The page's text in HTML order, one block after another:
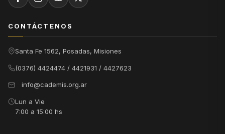
CONTÁCTENOS
Santa Fe 1562, Posadas, Misiones
(0376) 4424474 / 4421931 / 4427623
info@cademis.org.ar
Lun a Vie
7:00 a 15:00 hs